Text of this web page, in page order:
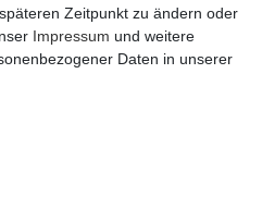
Zeitpunkt zu ändern oder
Impressum und weitere
Daten in unserer